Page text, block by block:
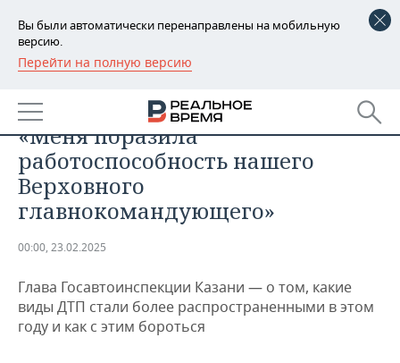
Вы были автоматически перенаправлены на мобильную
версию.
Перейти на полную версию
РЕГИОНЫ
БАШКОРТОСТАН
ТАТАРСТАН
УДМУРТИЯ
НОВОСТИ
АНАЛИТИКА
НОВОСТИ АНАЛИТИКИ
ДЕКЛАРАЦИИ О ДОХОДАХ
ВУЗЫ ТАТАРСТАНА
ЭКОНОМИКА
НОВОСТИ ЭКОНОМИКИ
БАНКИ
ПРОМЫШЛЕННОСТИ
АГРОПРОМ
НОВОСТИ НЕДВИЖИМОСТИ
АВТО
Михаил Савин о саммите БРИКС:
«Меня поразила
работоспособность нашего
Верховного
главнокомандующего»
00:00, 23.02.2025
Глава Госавтоинспекции Казани — о том, какие
виды ДТП стали более распространенными в этом
году и как с этим бороться